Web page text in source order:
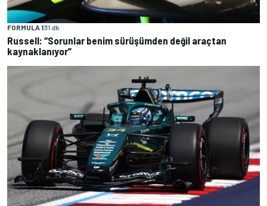
FORMULA 131 dk
Russell: “Sorunlar benim sürüşümden değil araçtan
kaynaklanıyor”